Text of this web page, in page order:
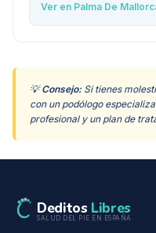
Ver en Palma De
💡Consejo:Si tienes
con un podólogo
profesional y un plan de
Deditos Libres
SALUD DEL PIE EN ESPAÑA